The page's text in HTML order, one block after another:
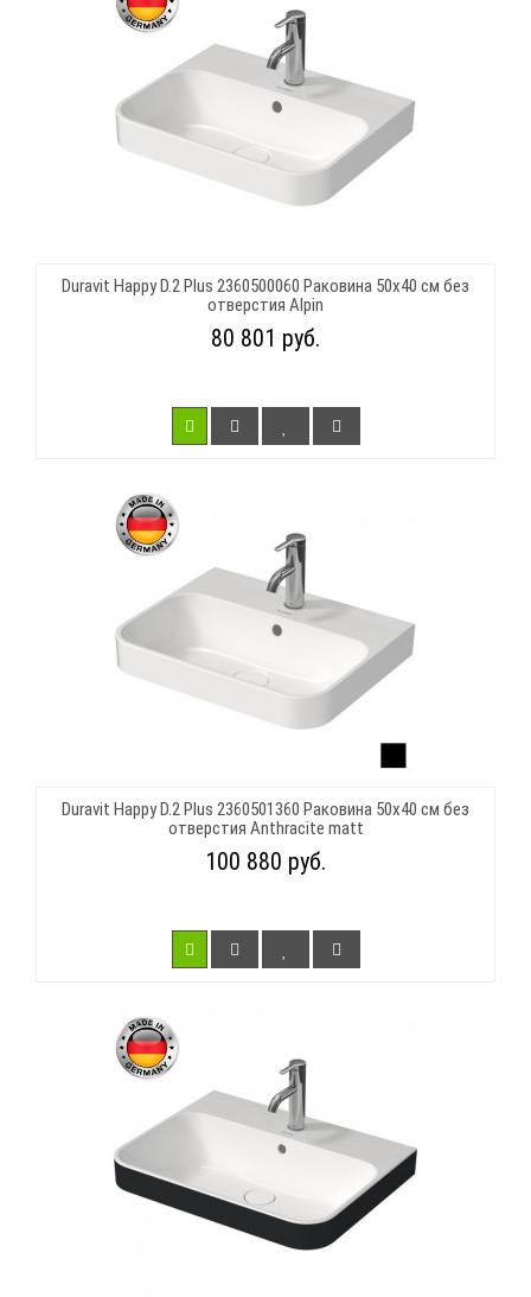
Duravit Happy D.2 Plus 2360500060 Раковина 50х40 см без
отверстия Alpin
80 801 руб.
Duravit Happy D.2 Plus 2360501360 Раковина 50х40 см без
отверстия Anthracite matt
100 880 руб.